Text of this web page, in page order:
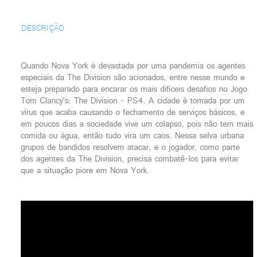
DESCRIÇÃO
Quando Nova York é devastada por uma pandemia os agentes
especiais da The Division são acionados, entre nesse mundo e
esteja preparado para encarar os mais difíceis desafios no Jogo
Tom Clancy's: The Division - PS4. A cidade é tomada por um
vírus que acaba causando o fechamento de serviços básicos, e
em poucos dias a sociedade vive um colapso, pois não tem mais
comida ou água, então tudo vira um caos. Nessa selva urbana
grupos de bandidos resolvem atacar, e o jogador, como parte
dos agentes da The Division, precisa combatê-los para evitar
que a situação piore em Nova York.